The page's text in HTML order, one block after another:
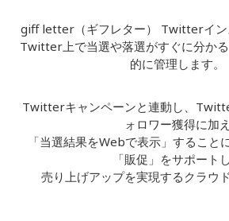
giff letter（ギフレター） Twitterイン
Twitter上で当選や落選がすぐに分か
的に管理します。
Twitterキャンペーンと連動し、
ォロワー獲得に加え
「当選結果をWebで表示」すること
「販促」をサポートし
売り上げアップを実現するクラウ